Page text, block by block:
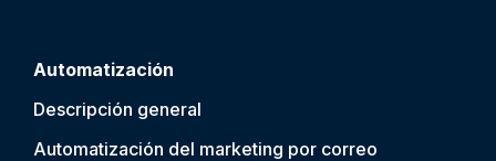
Automatización
Descripción general
Automatización del marketing por correo